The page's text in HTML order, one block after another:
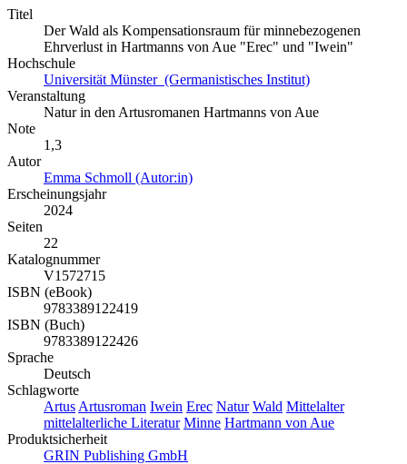
Titel
Der Wald als Kompensationsraum für minnebezogenen
Ehrverlust in Hartmanns von Aue "Erec" und "Iwein"
Hochschule
Universität Münster (Germanistisches Institut)
Veranstaltung
Natur in den Artusromanen Hartmanns von Aue
Note
1,3
Autor
Emma Schmoll (Autor:in)
Erscheinungsjahr
2024
Seiten
22
Katalognummer
V1572715
ISBN (eBook)
9783389122419
ISBN (Buch)
9783389122426
Sprache
Deutsch
Schlagworte
Artus Artusroman Iwein Erec Natur Wald Mittelalter
mittelalterliche Literatur Minne Hartmann von Aue
Produktsicherheit
GRIN Publishing GmbH